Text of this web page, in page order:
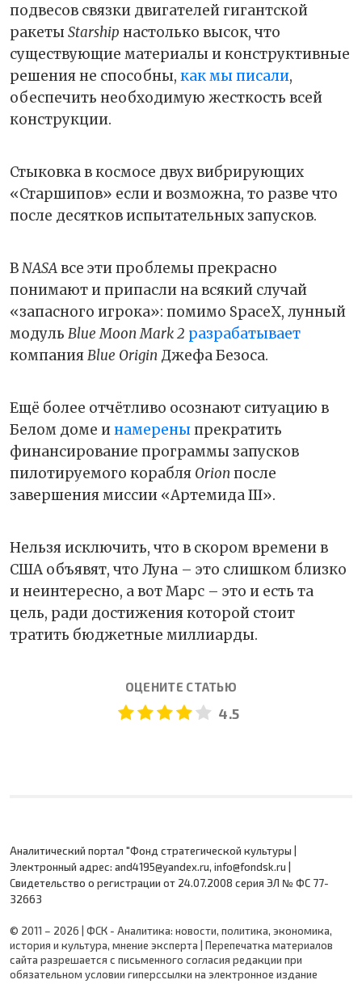
подвесов связки двигателей гигантской
ракеты Starship настолько высок, что
существующие материалы и конструктивные
решения не способны, как мы писали,
обеспечить необходимую жесткость всей
конструкции.
Стыковка в космосе двух вибрирующих
«Старшипов» если и возможна, то разве что
после десятков испытательных запусков.
ВNASAвсе эти проблемы прекрасно
понимают и припасли на всякий случай
«запасного игрока»: помимо SpaceX, лунный
модуль Blue Moon Mark 2 разрабатывает
компанияBlue Origin Джефа Безоса.
Ещё более отчётливо осознают ситуацию в
Белом доме инамереныпрекратить
финансирование программы запусков
пилотируемого корабля Orionпосле
завершения миссии «Артемида III».
Нельзя исключить, что в скором времени в
США объявят, что Луна – это слишком близко
и неинтересно, а вот Марс – это и есть та
цель, ради достижения которой стоит
тратить бюджетные миллиарды.
ОЦЕНИТЕ СТАТЬЮ
4.5
Аналитический портал "Фонд стратегической культуры |
Электронный адрес: and4195@yandex.ru, info@fondsk.ru |
Cвидетельство о регистрации от 24.07.2008 серия ЭЛ № ФС 77-
32663
© 2011 – 2026 | ФСК - Аналитика: новости, политика, экономика,
история и культура, мнение эксперта | Перепечатка материалов
сайта разрешается с письменного согласия редакции при
обязательном условии гиперссылки на электронное издание